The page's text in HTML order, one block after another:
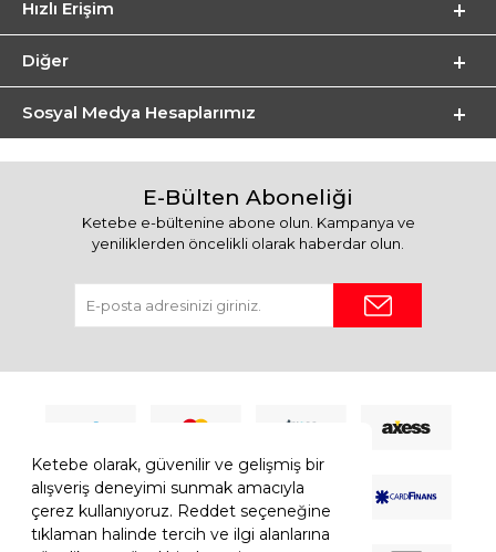
Ketebe olarak, güvenilir ve gelişmiş bir
alışveriş deneyimi sunmak amacıyla
çerez kullanıyoruz. Reddet seçeneğine
tıklaman halinde tercih ve ilgi alanlarına
Hızlı Erişim
Diğer
Sosyal Medya Hesaplarımız
E-Bülten Aboneliği
Ketebe e-bültenine abone olun. Kampanya ve
yeniliklerden öncelikli olarak haberdar olun.